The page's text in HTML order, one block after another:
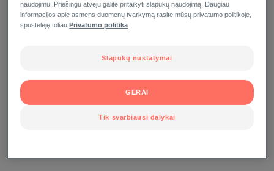
40 ml dozatorius be oro
naudojimu. Priešingu atveju galite pritaikyti slapukų naudojimą. Daugiau
informacijos apie asmens duomenų tvarkymą rasite mūsų privatumo politikoje,
spustelėję toliau:Privatumo politika
Slapukų nustatymai
Tik svarbiausi dalykai
GERAI